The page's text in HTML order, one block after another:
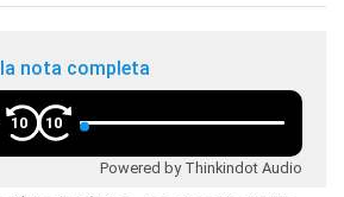
nota completa
10 10
Powered by Thinkindot Audio